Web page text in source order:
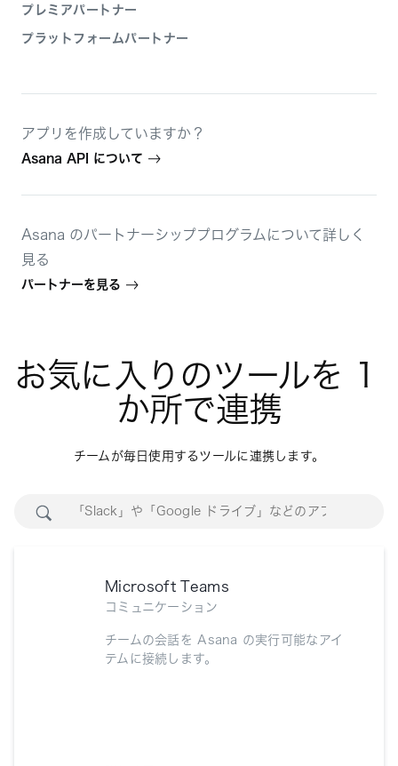
プレミアパートナー
プラットフォームパートナー
アプリを作成していますか？
Asana API について
Asana のパートナーシッププログラムについて詳しく
見る
パートナーを見る
お気に入りのツールを 1
か所で連携
チームが毎日使用するツールに連携します。
Microsoft Teams
コミュニケーション
チームの会話を Asana の実行可能なアイ
テムに接続します。